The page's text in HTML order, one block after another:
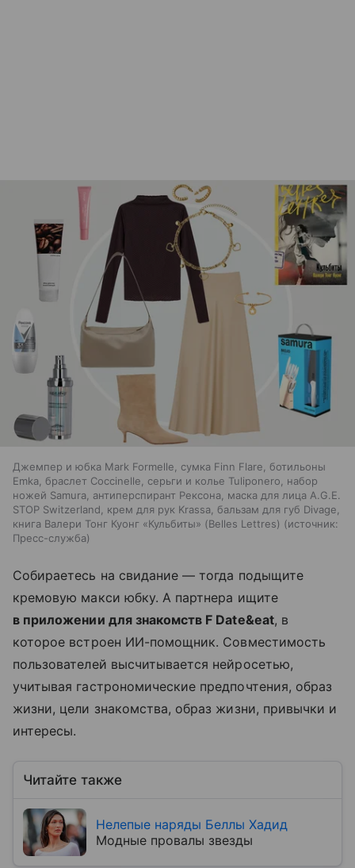
Джемпер и юбка Mark Formelle, сумка Finn Flare, ботильоны
Emka, браслет Coccinelle, серьги и колье Tuliponero, набор
ножей Samura, антиперспирант Рексона, маска для лица A.G.E.
STOP Switzerland, крем для рук Krassa, бальзам для губ Divage,
книга Валери Тонг Куонг «Кульбиты» (Belles Lettres)
источник:
Пресс-служба
Собираетесь на свидание — тогда подыщите
кремовую макси юбку. А партнера ищите
в приложении для знакомств F Date&eat, в
которое встроен ИИ-помощник. Совместимость
пользователей высчитывается нейросетью,
учитывая гастрономические предпочтения, образ
жизни, цели знакомства, образ жизни, привычки и
интересы.
Читайте также
Нелепые наряды Беллы Хадид
Модные провалы звезды